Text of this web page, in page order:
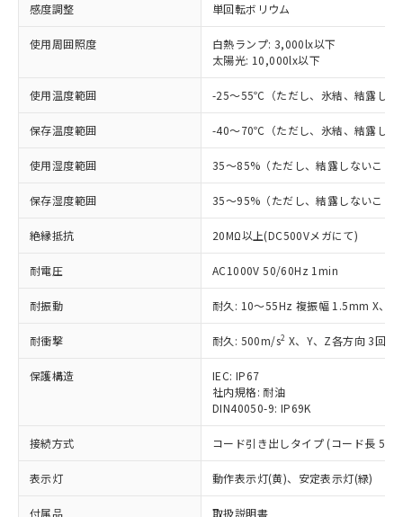
感度調整 単回転ボリウム
使用周囲照度
白熱ランプ: 3,000lx以下
太陽光: 10,000lx以下
使用温度範囲 -25～55℃（ただし、氷結、結露しな
保存温度範囲 -40～70℃（ただし、氷結、結露しな
使用湿度範囲 35～85%（ただし、結露しないこと
保存湿度範囲 35～95%（ただし、結露しないこと
絶縁抵抗 20MΩ以上(DC500Vメガにて)
耐電圧 AC1000V 50/60Hz 1min
耐振動 耐久: 10～55Hz 複振幅 1.5mm X、Y
耐衝撃 耐久: 500m/s2 X、Y、Z各方向 3回
保護構造
IEC: IP67
社内規格: 耐油
DIN40050-9: IP69K
接続方式 コード引き出しタイプ (コード長 5m)
表示灯 動作表示灯(黄)、安定表示灯(緑)
付属品 取扱説明書
ご利用条件
ご利用ください。
本サービスは、当社制御機器事業取扱
(税抜)を提供させていただくもので
当社制御機器事業取扱商品の中には、
本サービスの対象外となる商品もある
ことをご了承ください。
在庫状況および標準価格照会結果は、
記載している更新日時点での社内デー
タに基づき作成されるものであり、閲
覧された時点での実際の在庫および標
準価格とは異なる場合があることをご
対応済み：EU RoHS指令（10物質）の
非含有に対応した製品が提供可能な商品で
す。
有に対応した製品に切り替える予定のある
商品です。
対応予定なし：EU RoHS指令（10物質）の
非含有に非対応の商品で、対応品を出す予
調査・確認中：EU RoHS指令（10物質）の
非含有の対応状況を調査中または確認中の
非該当品：ライセンス料など無形物で、有
害物質有無と関係のない商品です。
仕入先様の事情により、非含有部品として
いたものが、含有品と判明した場合などや
むを得ず変更することがあります。
*EU RoHS指令（10物質）：
鉛(Pb) 1000ppm以下、 水銀(Hg) 1000ppm以下、 カド
六価クロム(Cr(Ⅵ)) 1000ppm以下、ポリ臭化ビフェニル
(PBDE) 1000ppm以下、フタル酸ビス(2-エチルヘキシ
※1 中国RoHS○×表
「○」：最大均質材料含有率が中国RoHSの
基準値以下であることを示します。
「×」：最大均質材料含有率が中国RoHSの
基準値を超えていることを示します。
「－」：未確認です。当社販売部門へお問
Cr(Ⅵ)(六価クロム) : 1000ppm、 PBBs(ポリ臭化ビフェ
ニル類) : 1000ppm、 PBDEs(ポリ臭化ジフェニルエーテ
当社は、これら貴社製品のうち、外国
為替および外国貿易法に定める商品
（以下｢規制貨物等」という）を輸出
または国外への提供する場合は、日本
国政府の輸出許可(または役務取引許
可)を取得するなどの必要な手続きを
一定数以上の在庫あり